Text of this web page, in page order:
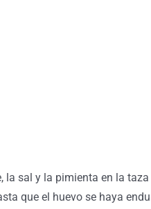
la sal y la pimienta en la taza
que el huevo se haya